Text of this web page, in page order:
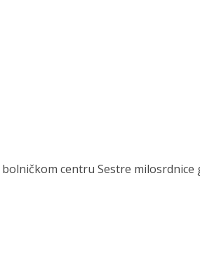
centru Sestre milosrdnice